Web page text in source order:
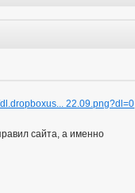
22.09.png?dl=0
сайта, а именно